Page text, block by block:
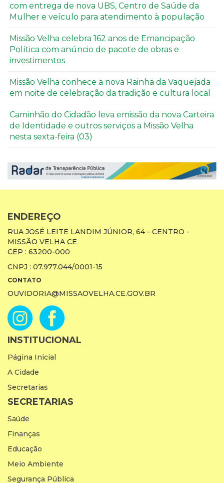
com entrega de nova UBS, Centro de Saúde da
Mulher e veículo para atendimento à população
Missão Velha celebra 162 anos de Emancipação
Política com anúncio de pacote de obras e
investimentos
Missão Velha conhece a nova Rainha da Vaquejada
em noite de celebração da tradição e cultura local
Caminhão do Cidadão leva emissão da nova Carteira
de Identidade e outros serviços a Missão Velha
nesta sexta-feira (03)
ENDEREÇO
RUA JOSÉ LEITE LANDIM JÚNIOR, 64 - CENTRO -
MISSÃO VELHA CE
CEP : 63200-000
CNPJ : 07.977.044/0001-15
CONTATO
OUVIDORIA@MISSAOVELHA.CE.GOV.BR
INSTITUCIONAL
Página Inicial
A Cidade
Secretarias
SECRETARIAS
Saúde
Finanças
Educação
Meio Ambiente
Segurança Pública